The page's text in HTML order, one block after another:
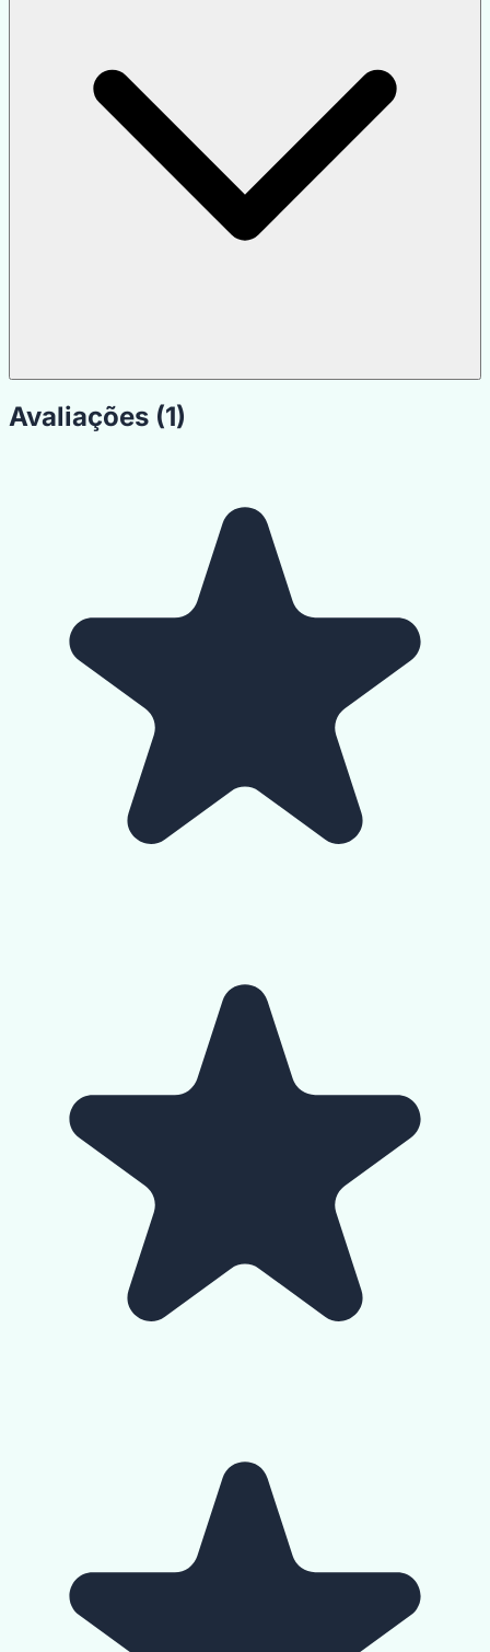
Avaliações (1)